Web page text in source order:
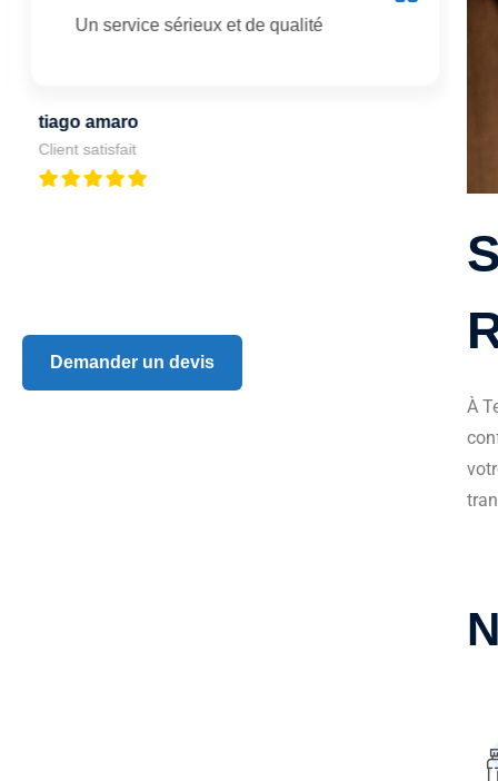
Un service sérieux et de qualité
tiago amaro
Client satisfait
Demander un devis
À